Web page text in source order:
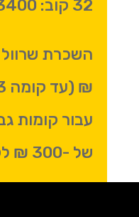
32 קוב: 3200-3400 ש"ח.
₪ (עד קומה 3).
עבור קומות
של -300 ₪ לקומה.